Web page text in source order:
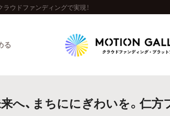
ウドファンディングで実現！
人気のプロジェクト 新着プロジェクト
る
へ、まちににぎわいを。仁